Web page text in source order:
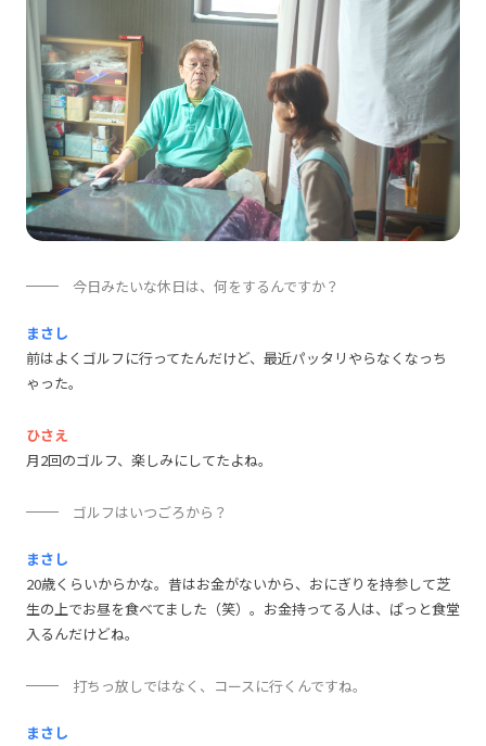
今日みたいな休日は、何をするんですか？
まさし
前はよくゴルフに行ってたんだけど、最近パッタリやらなくなっち
ゃった。
ひさえ
月2回のゴルフ、楽しみにしてたよね。
ゴルフはいつごろから？
まさし
20歳くらいからかな。昔はお金がないから、おにぎりを持参して芝
生の上でお昼を食べてました（笑）。お金持ってる人は、ぱっと食堂
入るんだけどね。
打ちっ放しではなく、コースに行くんですね。
まさし